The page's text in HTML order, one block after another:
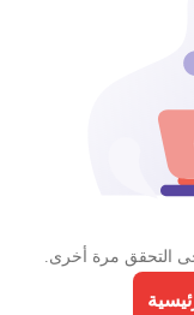
التحقق مرة أخرى.